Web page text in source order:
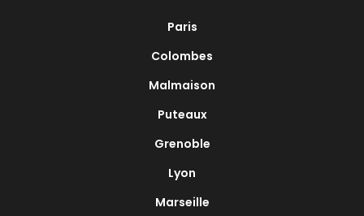
Paris
Colombes
Malmaison
Puteaux
Grenoble
Lyon
Marseille